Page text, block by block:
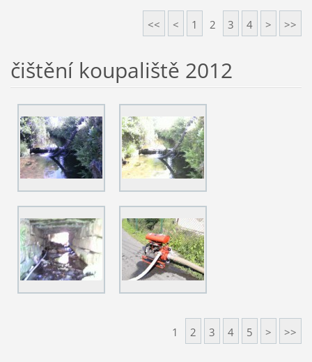
<< < 1 2 3 4 > >>
čištění koupaliště 2012
1 2 3 4 5 > >>